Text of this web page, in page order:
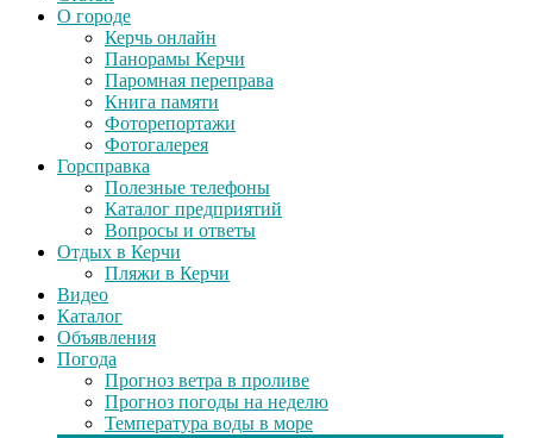
О городе
Керчь онлайн
Панорамы Керчи
Паромная переправа
Книга памяти
Фоторепортажи
Фотогалерея
Горсправка
Полезные телефоны
Каталог предприятий
Вопросы и ответы
Отдых в Керчи
Пляжи в Керчи
Видео
Каталог
Объявления
Погода
Прогноз ветра в проливе
Прогноз погоды на неделю
Температура воды в море